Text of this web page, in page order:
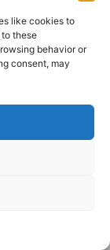
like cookies to
these
behavior or
consent, may
Πλοίων